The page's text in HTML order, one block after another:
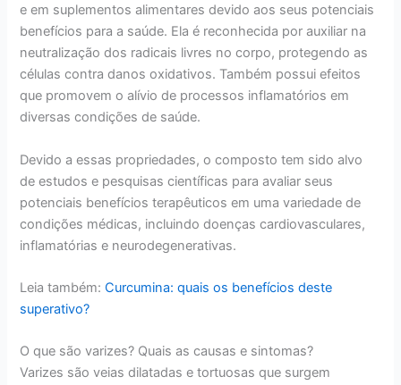
e em suplementos alimentares devido aos seus potenciais
benefícios para a saúde. Ela é reconhecida por auxiliar na
neutralização dos radicais livres no corpo, protegendo as
células contra danos oxidativos. Também possui efeitos
que promovem o alívio de processos inflamatórios em
diversas condições de saúde.
Devido a essas propriedades, o composto tem sido alvo
de estudos e pesquisas científicas para avaliar seus
potenciais benefícios terapêuticos em uma variedade de
condições médicas, incluindo doenças cardiovasculares,
inflamatórias e neurodegenerativas.
Leia também:Curcumina: quais os benefícios deste
superativo?
O que são varizes? Quais as causas e sintomas?
Varizes são veias dilatadas e tortuosas que surgem